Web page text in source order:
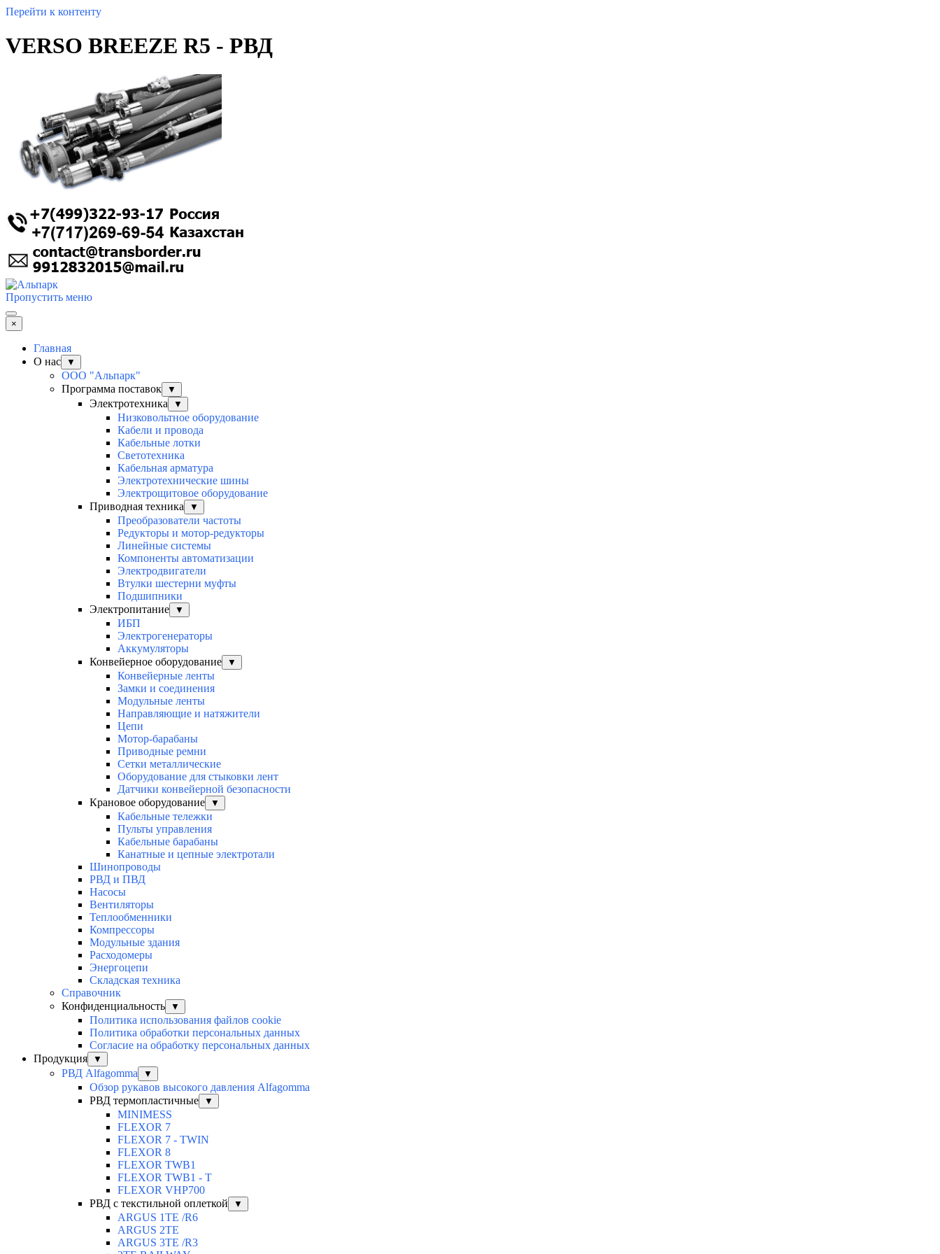
Перейти к контенту
VERSO BREEZE R5 - РВД
Пропустить меню
×
Главная
О нас
▼
ООО "Альпарк"
Программа поставок
▼
Электротехника ▼
Низковольтное оборудование
Кабели и провода
Кабельные лотки
Светотехника
Кабельная арматура
Электротехнические шины
Электрощитовое оборудование
Приводная техника
▼
Преобразователи частоты
Редукторы и мотор-редукторы
Линейные системы
Компоненты автоматизации
Электродвигатели
Втулки шестерни муфты
Подшипники
Электропитание
▼
ИБП
Электрогенераторы
Аккумуляторы
Конвейерное оборудование
▼
Конвейерные ленты
Замки и соединения
Модульные ленты
Направляющие и натяжители
Цепи
Мотор-барабаны
Приводные ремни
Сетки металлические
Оборудование для стыковки лент
Датчики конвейерной безопасности
Крановое оборудование
▼
Кабельные тележки
Пульты управления
Кабельные барабаны
Канатные и цепные электротали
Шинопроводы
РВД и ПВД
Насосы
Вентиляторы
Теплообменники
Компрессоры
Модульные здания
Расходомеры
Энергоцепи
Складская техника
Справочник
Конфиденциальность
▼
Политика использования файлов cookie
Политика обработки персональных данных
Согласие на обработку персональных данных
Продукция
▼
РВД Alfagomma ▼
Обзор рукавов высокого давления Alfagomma
РВД термопластичные
▼
MINIMESS
FLEXOR 7
FLEXOR 7 - TWIN
FLEXOR 8
FLEXOR TWB1
FLEXOR TWB1 - T
FLEXOR VHP700
РВД с текстильной оплеткой
▼
ARGUS 1TE /R6
ARGUS 2TЕ
ARGUS 3TE /R3